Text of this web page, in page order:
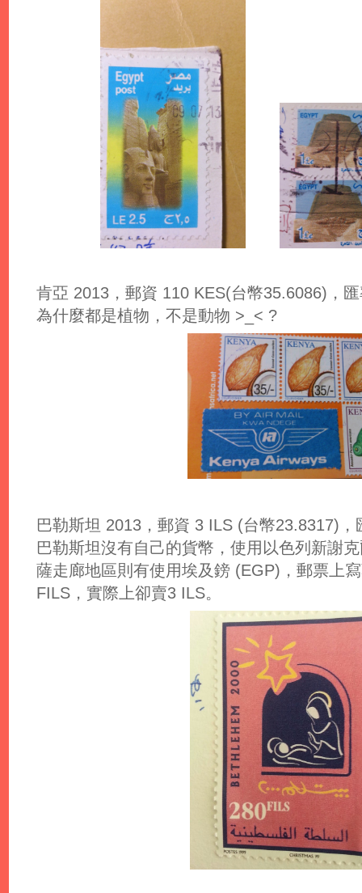
肯亞 2013，郵資 110 KES(台幣35.6086)，
為什麼都是植物，不是動物 >_< ?
巴勒斯坦 2013，郵資 3 ILS (台幣23.8317)
巴勒斯坦沒有自己的貨幣，使用以色列新謝
薩走廊地區則有使用埃及鎊 (EGP)，郵票上
FILS，實際上卻賣3 ILS。